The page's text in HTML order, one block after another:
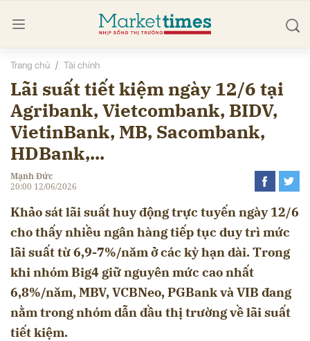
Trang chủ Tài chính
Lãi suất tiết kiệm ngày 12/6 tại
Agribank, Vietcombank, BIDV,
VietinBank, MB, Sacombank,
HDBank,...
Mạnh Đức
20:00 12/06/2026
Khảo sát lãi suất huy động trực tuyến ngày 12/6
cho thấy nhiều ngân hàng tiếp tục duy trì mức
lãi suất từ 6,9-7%/năm ở các kỳ hạn dài. Trong
khi nhóm Big4 giữ nguyên mức cao nhất
6,8%/năm, MBV, VCBNeo, PGBank và VIB đang
nằm trong nhóm dẫn đầu thị trường về lãi suất
tiết kiệm.
luận
Hủy